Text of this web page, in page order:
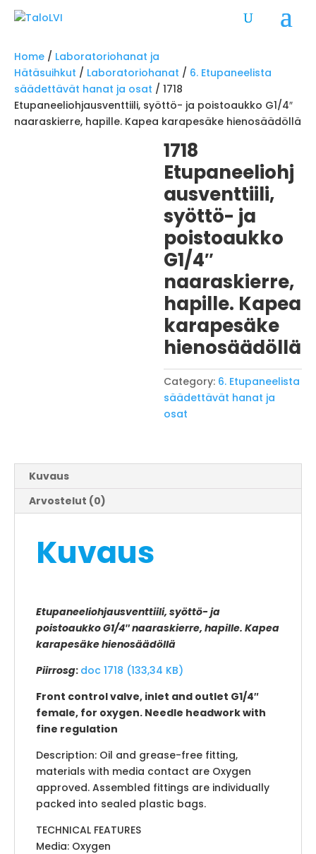
Home / Laboratoriohanat ja
Hätäsuihkut / Laboratoriohanat / 6. Etupaneelista
säädettävät hanat ja osat / 1718
Etupaneeliohjausventtiili, syöttö- ja poistoaukko G1/4″
naaraskierre, hapille. Kapea karapesäke hienosäädöllä
1718
Etupaneeliohj
ausventtiili,
syöttö- ja
poistoaukko
G1/4″
naaraskierre,
hapille. Kapea
karapesäke
hienosäädöllä
Category: 6. Etupaneelista
säädettävät hanat ja
osat
Kuvaus
Arvostelut (0)
Kuvaus
Etupaneeliohjausventtiili, syöttö- ja
poistoaukko G1/4″ naaraskierre, hapille. Kapea
karapesäke hienosäädöllä
Piirrosg: doc 1718 (133,34 KB)
Front control valve, inlet and outlet G1/4″
female, for oxygen. Needle headwork with
fine regulation
Description: Oil and grease-free fitting,
materials with media contact are Oxygen
approved. Assembled fittings are individually
packed into sealed plastic bags.
TECHNICAL FEATURES
Media: Oxygen